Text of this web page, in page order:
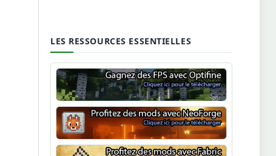
LES RESSOURCES ESSENTIELLES
Optifine
NeoForge